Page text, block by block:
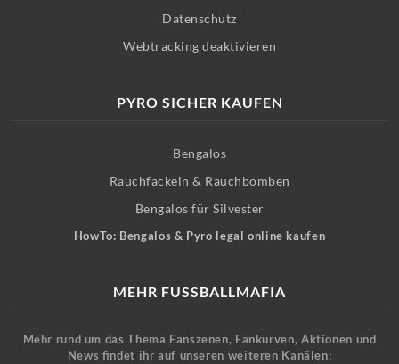
Datenschutz
Webtracking deaktivieren
PYRO SICHER KAUFEN
Bengalos
Rauchfackeln & Rauchbomben
Bengalos für Silvester
HowTo: Bengalos & Pyro legal online kaufen
MEHR FUSSBALLMAFIA
Mehr rund um das Thema Fanszenen, Fankurven, Aktionen und
News findet ihr auf unseren weiteren Kanälen: